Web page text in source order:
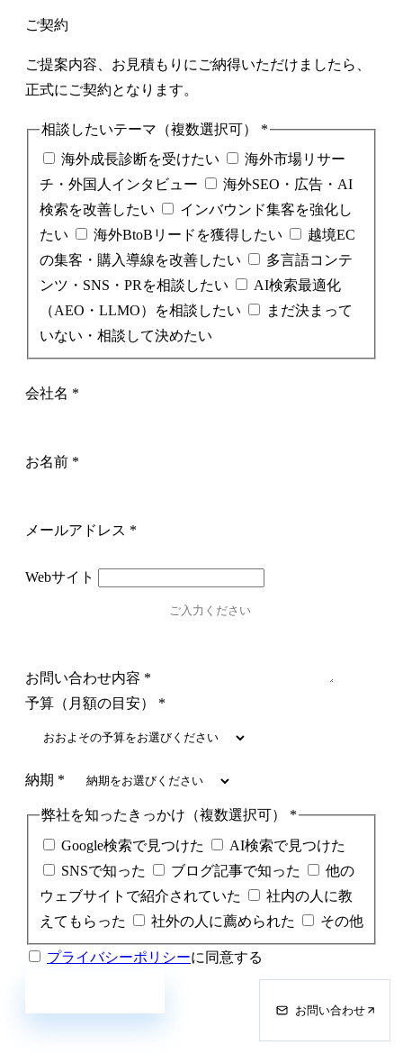
ご契約
ご提案内容、お見積もりにご納得いただけましたら、
正式にご契約となります。
相談したいテーマ（複数選択可） *
海外成長診断を受けたい
海外市場リサー
チ・外国人インタビュー
海外SEO・広告・AI
検索を改善したい
インバウンド集客を強化し
たい
海外BtoBリードを獲得したい
越境EC
の集客・購入導線を改善したい
多言語コンテ
ンツ・SNS・PRを相談したい
AI検索最適化
（AEO・LLMO）を相談したい
まだ決まって
いない・相談して決めたい
会社名 *
お名前 *
メールアドレス *
Webサイト
お問い合わせ内容 *
予算（月額の目安） *
納期 *
弊社を知ったきっかけ（複数選択可） *
Google検索で見つけた
AI検索で見つけた
SNSで知った
ブログ記事で知った
他の
ウェブサイトで紹介されていた
社内の人に教
えてもらった
社外の人に薦められた その他
プライバシーポリシーに同意する
お問い合わせ